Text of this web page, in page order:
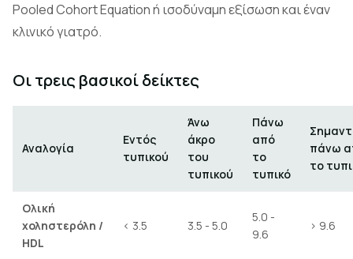
Pooled Cohort Equation ή ισοδύναμη εξίσωση και έναν
κλινικό γιατρό.
Οι τρεις βασικοί δείκτες
Αναλογία
Εντός
τυπικού
Άνω
άκρο
του
τυπικού
Πάνω
από
το
τυπικό
πάνω
το
Ολική
χοληστερόλη /
HDL
< 3.5 3.5 - 5.0
5.0 -
9.6
> 9.6